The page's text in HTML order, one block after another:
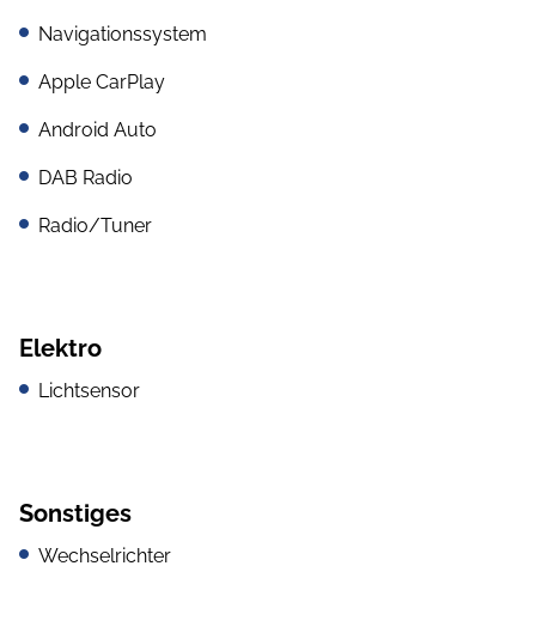
Navigationssystem
Apple CarPlay
Android Auto
DAB Radio
Radio/Tuner
Elektro
Lichtsensor
Sonstiges
Wechselrichter